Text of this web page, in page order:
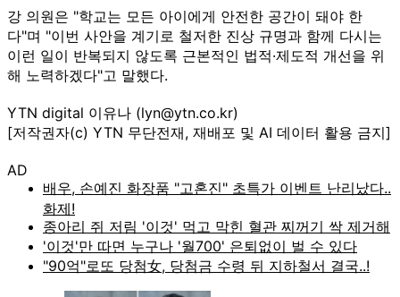
강 의원은 "학교는 모든 아이에게 안전한 공간이 돼야 한
다"며 "이번 사안을 계기로 철저한 진상 규명과 함께 다시는
이런 일이 반복되지 않도록 근본적인 법적·제도적 개선을 위
해 노력하겠다"고 말했다.
YTN digital 이유나 (lyn@ytn.co.kr)
[저작권자(c) YTN 무단전재, 재배포 및 AI 데이터 활용 금지]
AD